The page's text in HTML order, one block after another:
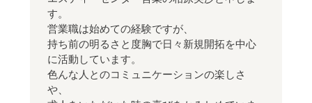
す。
営業職は始めての経験ですが、
持ち前の明るさと度胸で日々新規開拓を中心
に活動しています。
色んな人とのコミュニケーションの楽しさ
や、